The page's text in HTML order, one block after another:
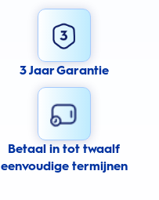
3 Jaar Garantie
Betaal in tot twaalf
eenvoudige termijnen